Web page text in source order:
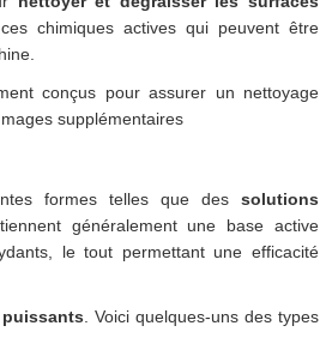
chimiques actives qui peuvent être
conçus pour assurer un nettoyage
supplémentaires
formes telles que des solutions
généralement une base active
le tout permettant une efficacité
. Voici quelques-uns des types